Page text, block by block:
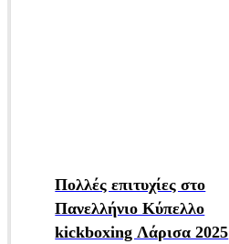
Πολλές επιτυχίες στο
Πανελλήνιο Κύπελλο
kickboxing Λάρισα 2025